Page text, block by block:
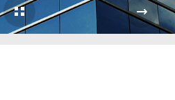
Cases Overview